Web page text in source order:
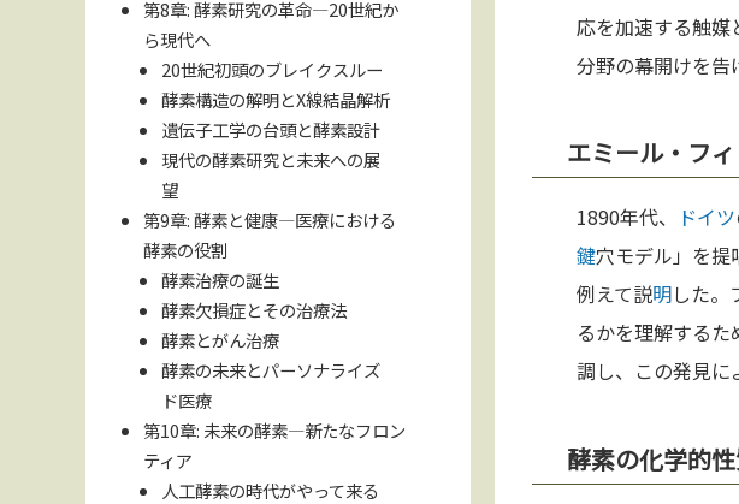
応を加速する触媒
分野の幕開けを告
エミール・フ
1890年代、 ドイツ
鍵穴モデル」を提
例えて説明した。
るかを理解するた
調し、この発見に
酵素の化学的
第8章: 酵素研究の革命—20世紀か
ら現代へ
20世紀初頭のブレイクスルー
酵素構造の解明とX線結晶解析
遺伝子工学の台頭と酵素設計
現代の酵素研究と未来への展
望
第9章: 酵素と健康—医療における
酵素の役割
酵素治療の誕生
酵素欠損症とその治療法
酵素とがん治療
酵素の未来とパーソナライズ
ド医療
第10章: 未来の酵素—新たなフロン
ティア
人工酵素の時代がやって来る